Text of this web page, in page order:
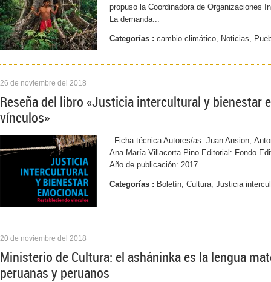
propuso la Coordinadora de Organizaciones
La demanda...
Categorías : cambio climático, Noticias,
26 de noviembre del 2018
Reseña del libro «Justicia intercultural y bienestar
vínculos»
Ficha técnica Autores/as: Juan Ansion,
Ana María Villacorta Pino Editorial: Fondo
Año de publicación: 2017 ...
Categorías : Boletín, Cultura, Justicia
20 de noviembre del 2018
Ministerio de Cultura: el asháninka es la lengua
peruanas y peruanos